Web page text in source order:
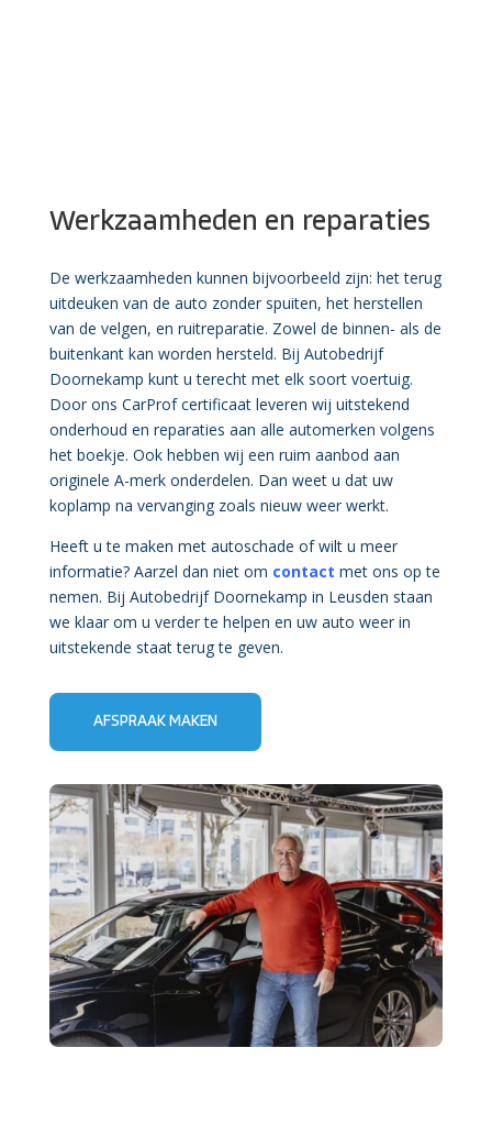
Werkzaamheden en reparaties
De werkzaamheden kunnen bijvoorbeeld zijn: het terug
uitdeuken van de auto zonder spuiten, het herstellen
van de velgen, en ruitreparatie. Zowel de binnen- als de
buitenkant kan worden hersteld. Bij Autobedrijf
Doornekamp kunt u terecht met elk soort voertuig.
Door ons CarProf certificaat leveren wij uitstekend
onderhoud en reparaties aan alle automerken volgens
het boekje. Ook hebben wij een ruim aanbod aan
originele A-merk onderdelen. Dan weet u dat uw
koplamp na vervanging zoals nieuw weer werkt.
Heeft u te maken met autoschade of wilt u meer
informatie? Aarzel dan niet om contact met ons op te
nemen. Bij Autobedrijf Doornekamp in Leusden staan
we klaar om u verder te helpen en uw auto weer in
uitstekende staat terug te geven.
AFSPRAAK MAKEN